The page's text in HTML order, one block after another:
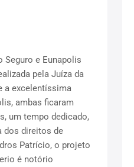
Seguro e Eunapolis
pela Juíza da
a excelentíssima
ambas ficaram
um tempo dedicado,
dos direitos de
Patrício, o projeto
é notório